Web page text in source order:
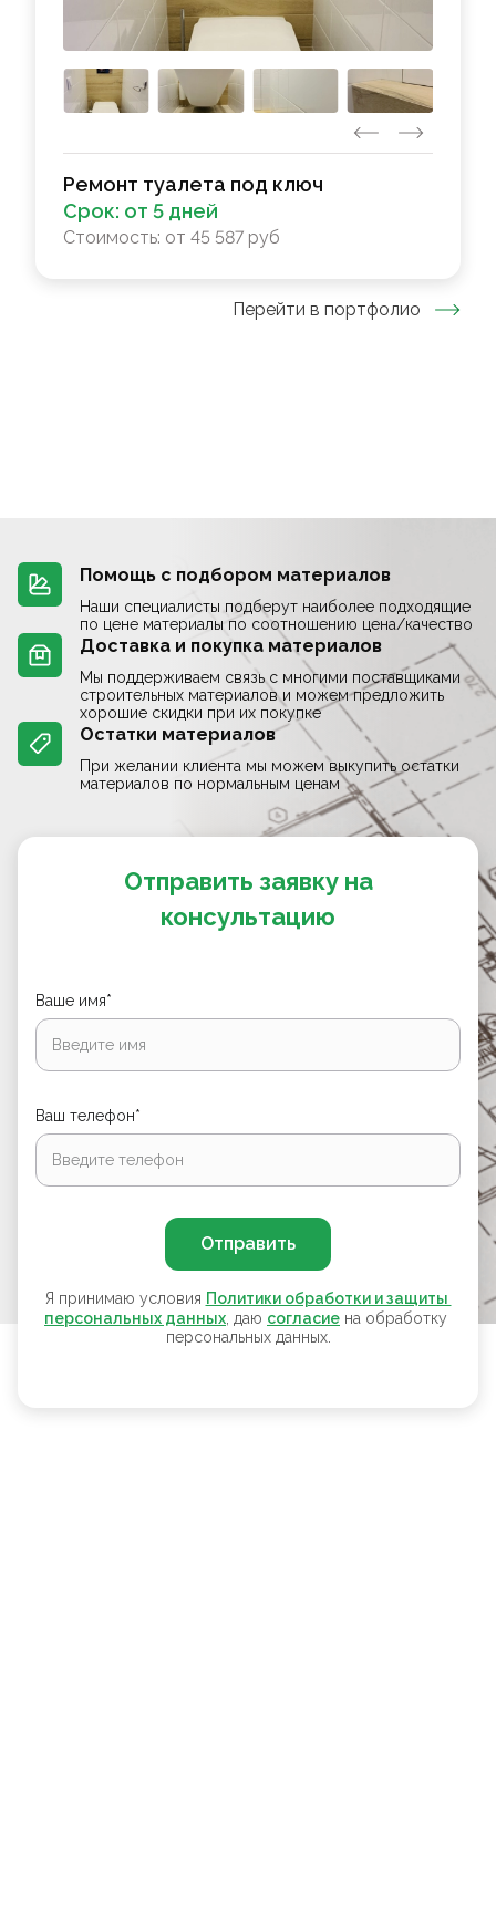
Ремонт туалета под ключ
Срок: от 5 дней
Стоимость: от 45 587 руб
Перейти в портфолио
Помощь с подбором материалов
Наши специалисты подберут наиболее подходящие
по цене материалы по соотношению цена/качество
Доставка и покупка материалов
Мы поддерживаем связь с многими поставщиками
строительных материалов и можем предложить
хорошие скидки при их покупке
Остатки материалов
При желании клиента мы можем выкупить остатки
материалов по нормальным ценам
Отправить заявку на
консультацию
Ваше имя*
Ваш телефон*
Отправить
Я принимаю условия Политики обработки и защиты
персональных данных , даю согласие на обработку
персональных данных.